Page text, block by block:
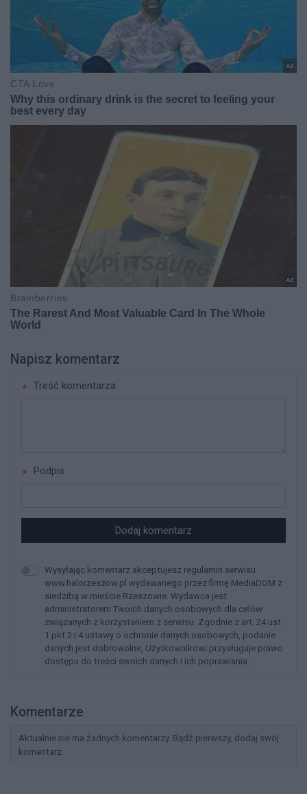
Napisz komentarz
Treść komentarza
Podpis
Dodaj komentarz
Wysyłając komentarz akceptujesz regulamin serwisu
www.halorzeszow.pl wydawanego przez firmę MediaDOM z
siedzibą w mieście Rzeszowie. Wydawca jest
administratorem Twoich danych osobowych dla celów
związanych z korzystaniem z serwisu. Zgodnie z art. 24 ust.
1 pkt 3 i 4 ustawy o ochronie danych osobowych, podanie
danych jest dobrowolne, Użytkownikowi przysługuje prawo
dostępu do treści swoich danych i ich poprawiania.
Komentarze
Aktualnie nie ma żadnych komentarzy. Bądź pierwszy, dodaj swój
komentarz.